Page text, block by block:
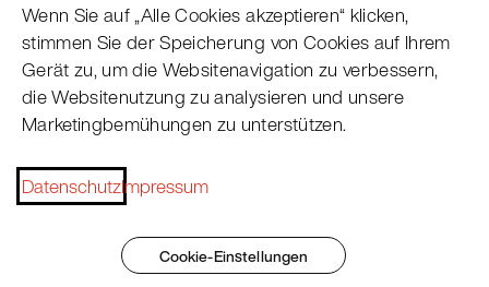
Pacojet Newsletter
Möchten Sie regelmäßig über Neuigkeiten,
Laufenden bleiben?
Jetzt abonnieren
Wenn Sie auf „Alle Cookies akzeptieren“ klicken,
stimmen Sie der Speicherung von Cookies auf Ihrem
Gerät zu, um die Websitenavigation zu verbessern,
die Websitenutzung zu analysieren und unsere
Marketingbemühungen zu unterstützen.
DatenschutzImpressum
Cookie-Einstellungen